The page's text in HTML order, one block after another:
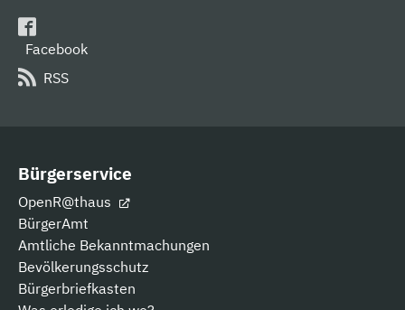
Facebook
RSS
Bürgerservice
OpenR@thaus
BürgerAmt
Amtliche Bekanntmachungen
Bevölkerungsschutz
Bürgerbriefkasten